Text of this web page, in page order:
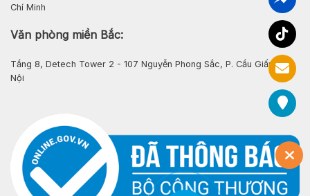
Chí Minh
Văn phòng miền Bắc:
Tầng 8, Detech Tower 2 - 107 Nguyễn Phong Sắc, P. Cầu Giấy, Hà
Nội